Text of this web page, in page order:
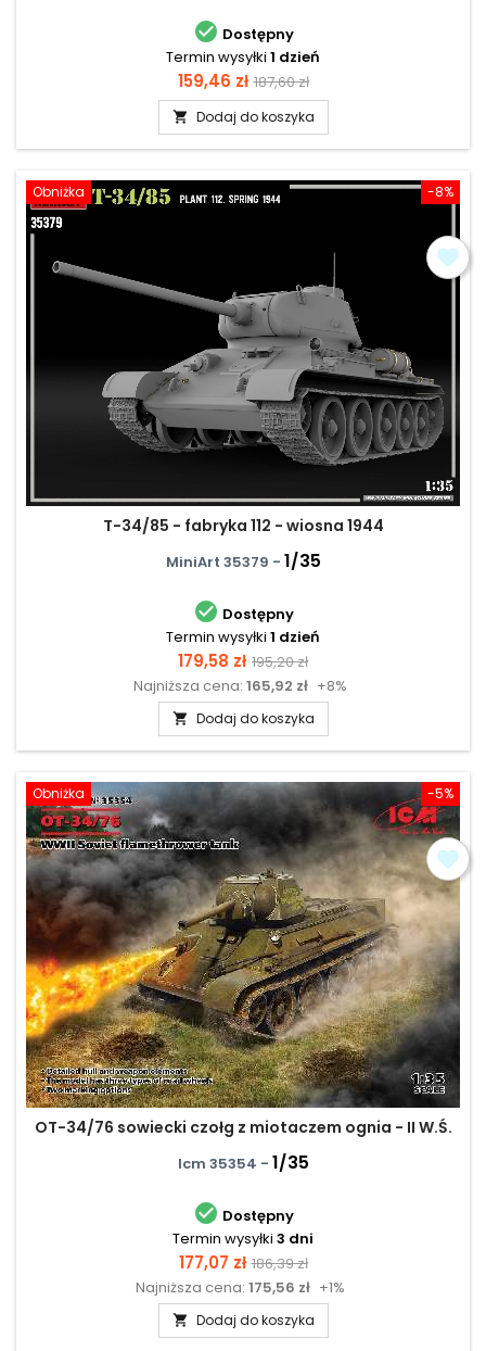
 Dostępny
Termin wysyłki 1 dzień
Cena
159,46 zł Cena
podstawowa
187,60 zł
 Dodaj do koszyka
-8%
Obniżka
T-34/85 - fabryka 112 - wiosna 1944
MiniArt 35379 - 1/35
 Dostępny
Termin wysyłki 1 dzień
Cena
179,58 zł Cena
podstawowa
195,20 zł
Najniższa cena: 165,92 zł +8%
 Dodaj do koszyka
-5%
Obniżka
OT-34/76 sowiecki czołg z miotaczem ognia - II W.Ś.
Icm 35354 - 1/35
 Dostępny
Termin wysyłki 3 dni
Cena
177,07 zł Cena
podstawowa
186,39 zł
Najniższa cena: 175,56 zł +1%
 Dodaj do koszyka